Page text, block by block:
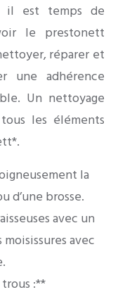
il est temps de
le prestonett
réparer et
une adhérence
Un nettoyage
les éléments
la
d’une brosse.
avec un
avec
:**